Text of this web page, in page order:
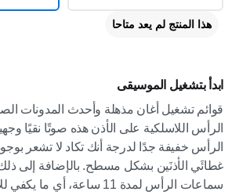
ابدأ بتشغيل الموسيقى
قوائم تشغيل أغان مذهلة وأحدث المدونات
الرأس اللاسلكية على الأذن هذه صوتًا نقيًا
الرأس خفيفة جدًا لدرجة أنك تكاد لا تشعر
غطائَي الأذنَين بشكل مسطح. بالإضافة إلى
سماعات الرأس لمدة 11 ساعة، أي
هذا المنتج لم يعد متاحا